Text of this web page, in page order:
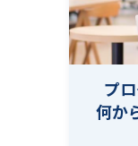
プ
何か